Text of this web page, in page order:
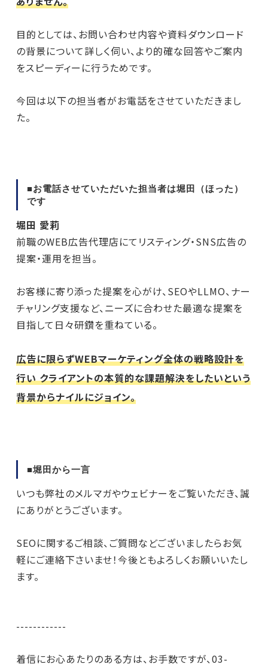
目的としては、お問い合わせ内容や資料ダウンロード
の背景について詳しく伺い、より的確な回答やご案内
をスピーディーに行うためです。
今回は以下の担当者がお電話をさせていただきまし
た。
■お電話させていただいた担当者は堀田（ほった）
です
堀田 愛莉
前職のWEB広告代理店にてリスティング・SNS広告の
提案・運用を担当。
お客様に寄り添った提案を心がけ、SEOやLLMO、ナー
チャリング支援など、ニーズに合わせた最適な提案を
目指して日々研鑽を重ねている。
広告に限らずWEBマーケティング全体の戦略設計を
行い クライアントの本質的な課題解決をしたいという
背景からナイルにジョイン。
■堀田から一言
いつも弊社のメルマガやウェビナーをご覧いただき、誠
にありがとうございます。
SEOに関するご相談、ご質問などございましたらお気
軽にご連絡下さいませ！今後ともよろしくお願いいたし
ます。
------------
着信にお心あたりのある方は、お手数ですが、03-